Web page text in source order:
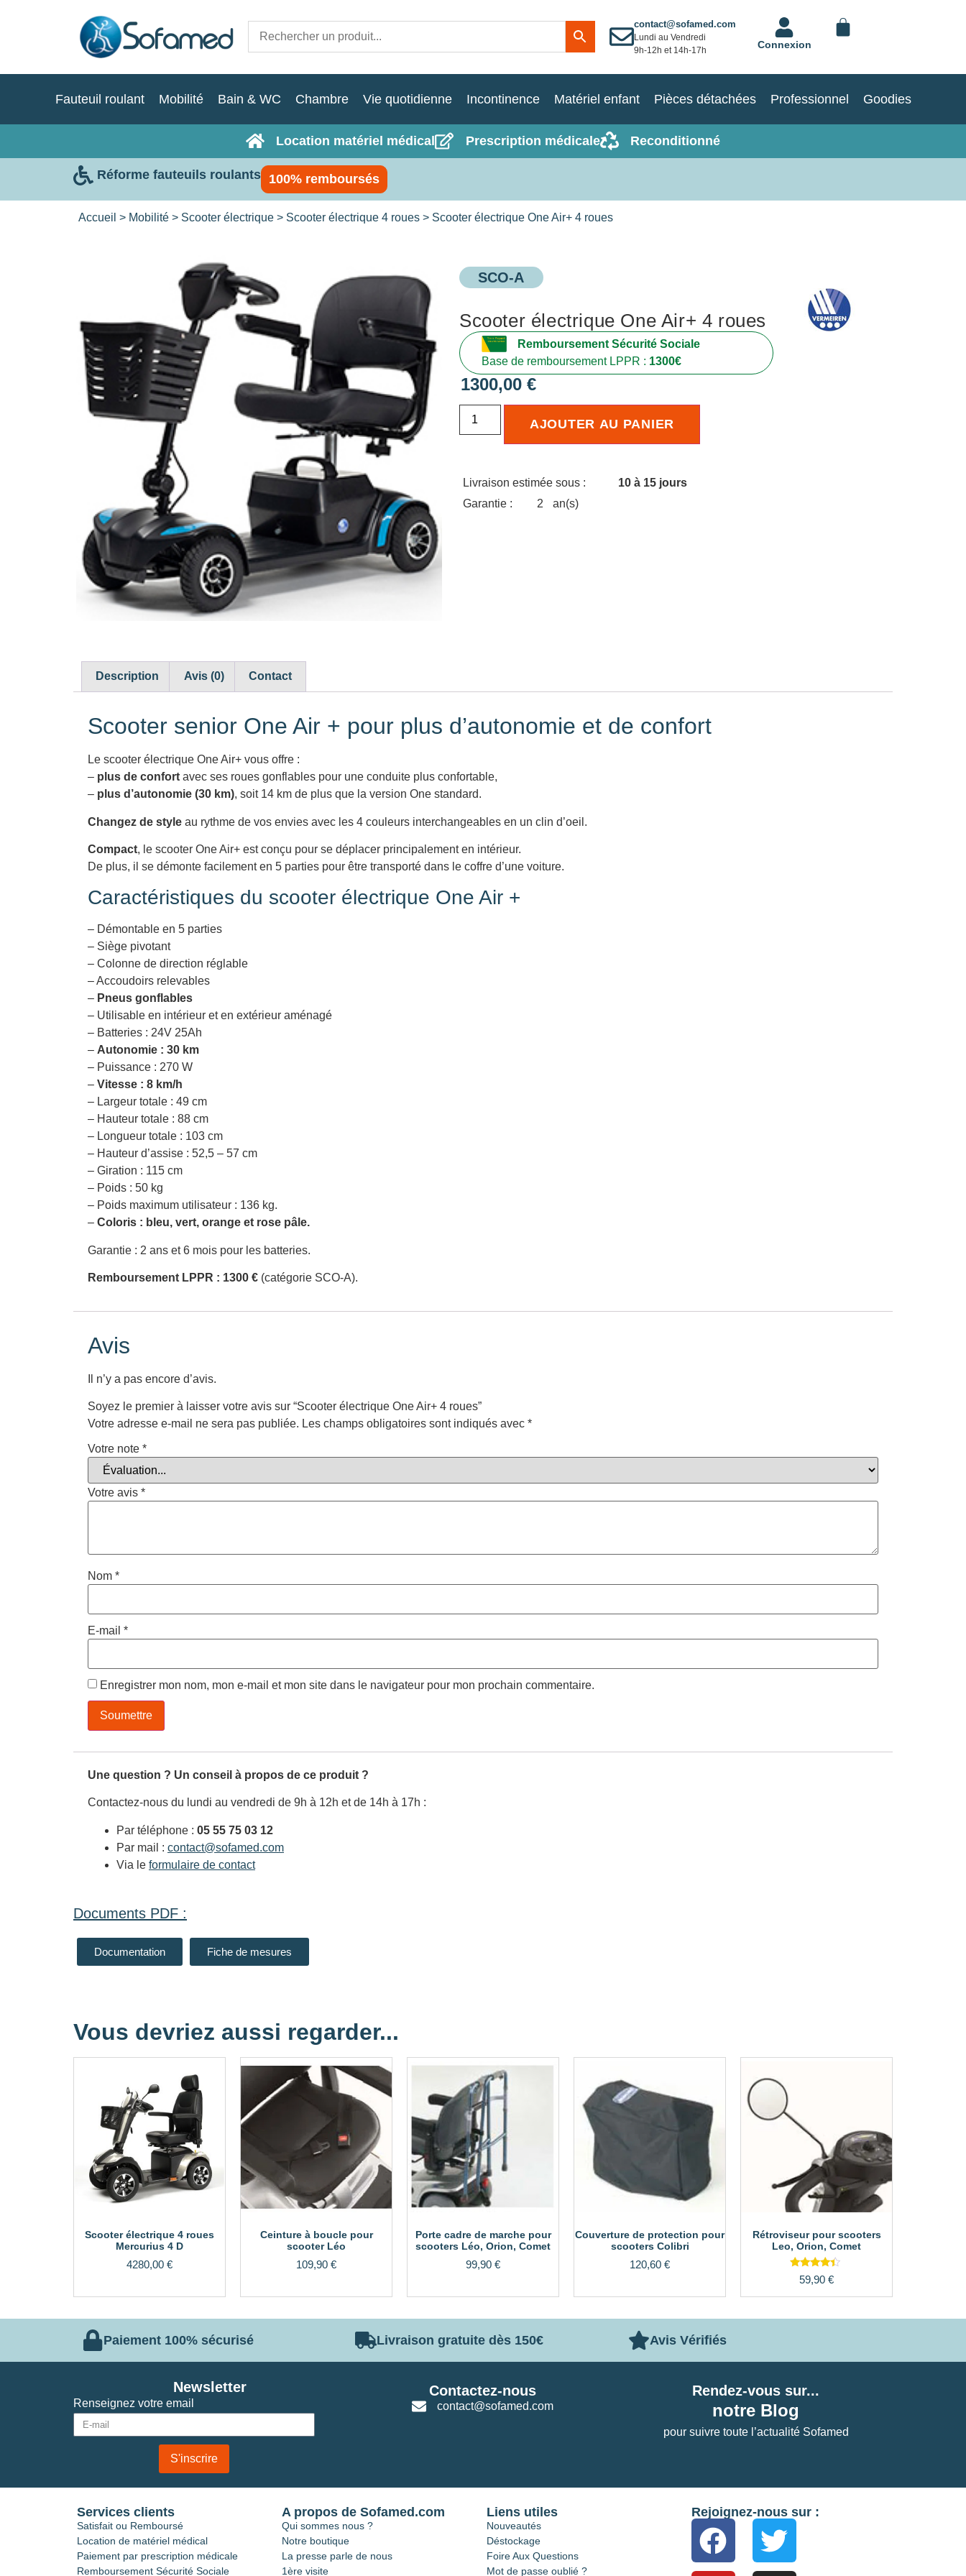
contact@sofamed.com
Lundi au Vendredi
9h-12h et 14h-17h
Connexion
Fauteuil roulant Mobilité Bain & WC Chambre Vie quotidienne Incontinence Matériel enfant Pièces détachées Professionnel Goodies
Location matériel médical Prescription médicale Reconditionné
Réforme fauteuils roulants 100% remboursés
Accueil > Mobilité > Scooter électrique > Scooter électrique 4 roues > Scooter électrique One Air+ 4 roues
Scooter électrique One Air+ 4 roues
SCO-A
Remboursement Sécurité Sociale
Base de remboursement LPPR : 1300€
1300,00 €
AJOUTER AU PANIER
Livraison estimée sous :
10 à 15 jours
Garantie :
2 an(s)
Description Avis (0) Contact
Scooter senior One Air + pour plus d’autonomie et de confort
Le scooter électrique One Air+ vous offre :
– plus de confort avec ses roues gonflables pour une conduite plus confortable,
– plus d’autonomie (30 km), soit 14 km de plus que la version One standard.
Changez de style au rythme de vos envies avec les 4 couleurs interchangeables en un clin d’oeil.
Compact, le scooter One Air+ est conçu pour se déplacer principalement en intérieur.
De plus, il se démonte facilement en 5 parties pour être transporté dans le coffre d’une voiture.
Caractéristiques du scooter électrique One Air +
– Démontable en 5 parties
– Siège pivotant
– Colonne de direction réglable
– Accoudoirs relevables
– Pneus gonflables
– Utilisable en intérieur et en extérieur aménagé
– Batteries : 24V 25Ah
– Autonomie : 30 km
– Puissance : 270 W
– Vitesse : 8 km/h
– Largeur totale : 49 cm
– Hauteur totale : 88 cm
– Longueur totale : 103 cm
– Hauteur d’assise : 52,5 – 57 cm
– Giration : 115 cm
– Poids : 50 kg
– Poids maximum utilisateur : 136 kg.
– Coloris : bleu, vert, orange et rose pâle.
Garantie : 2 ans et 6 mois pour les batteries.
Remboursement LPPR : 1300 € (catégorie SCO-A).
Avis
Il n’y a pas encore d’avis.
Soyez le premier à laisser votre avis sur “Scooter électrique One Air+ 4 roues”
Votre adresse e-mail ne sera pas publiée. Les champs obligatoires sont indiqués avec *
Votre note *
Votre avis *
Nom *
E-mail *
Enregistrer mon nom, mon e-mail et mon site dans le navigateur pour mon prochain commentaire.
Une question ? Un conseil à propos de ce produit ?
Contactez-nous du lundi au vendredi de 9h à 12h et de 14h à 17h :
Par téléphone : 05 55 75 03 12
Par mail : contact@sofamed.com
Via le formulaire de contact
Documents PDF :
Documentation Fiche de mesures
Vous devriez aussi regarder...
Scooter électrique 4 roues
Mercurius 4 D
4280,00 €
Ceinture à boucle pour
scooter Léo
109,90 €
Porte cadre de marche pour
scooters Léo, Orion, Comet
99,90 €
Couverture de protection pour
scooters Colibri
120,60 €
Rétroviseur pour scooters
Leo, Orion, Comet
Note
4.22
sur 5
59,90 €
Paiement 100% sécurisé Livraison gratuite dès 150€ Avis Vérifiés
Renseignez votre email
S'inscrire
Newsletter Contactez-nous
contact@sofamed.com
Rendez-vous sur...
notre Blog
pour suivre toute l’actualité Sofamed
Services clients
Satisfait ou Remboursé
Location de matériel médical
Paiement par prescription médicale
Remboursement Sécurité Sociale
A propos de Sofamed.com
Qui sommes nous ?
Notre boutique
La presse parle de nous
1ère visite
Liens utiles
Nouveautés
Déstockage
Foire Aux Questions
Mot de passe oublié ?
Rejoignez-nous sur :